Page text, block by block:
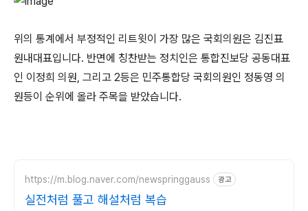
위의 통계에서 부정적인 리트윗이 가장 많은 국회의원은 김진표
원내대표입니다. 반면에 칭찬받는 정치인은 통합진보당 공동대표
인 이정희 의원, 그리고 2등은 민주통합당 국회의원인 정동영 의
원등이 순위에 올라 주목을 받았습니다.
https://m.blog.naver.com/newspringgauss 광고
실전처럼 풀고 해설처럼 복습